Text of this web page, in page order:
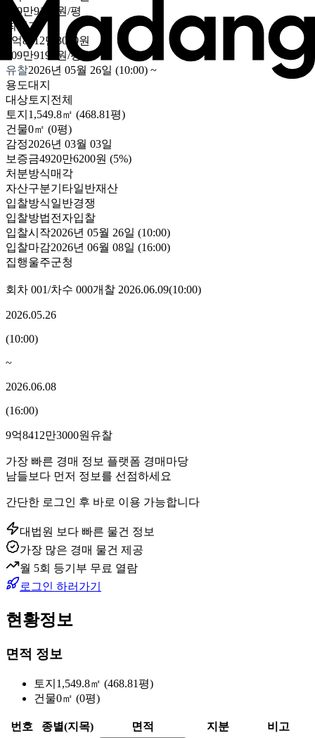
209만9193원/평
최저가
9억8412만3000원
209만9193원/평
유찰2026년 05월 26일 (10:00) ~
용도대지
대상토지전체
토지 1,549.8㎡ (468.81평)
건물0㎡ (0평)
감정2026년 03월 03일
보증금4920만6200원 (5%)
처분방식매각
자산구분기타일반재산
입찰방식일반경쟁
입찰방법전자입찰
입찰시작2026년 05월 26일 (10:00)
입찰마감2026년 06월 08일 (16:00)
집행울주군청
회차 001/차수 000개찰 2026.06.09(10:00)
2026.05.26
(10:00)
~
2026.06.08
(16:00)
9억8412만3000원 유찰
가장 빠른 경매 정보 플랫폼 경매마당
남들보다 먼저 정보를 선점하세요
간단한 로그인 후 바로 이용 가능합니다
대법원 보다 빠른 물건 정보
가장 많은 경매 물건 제공
월 5회 등기부 무료 열람
로그인 하러가기
현황정보
면적 정보
토지 1,549.8㎡ (468.81평)
건물0㎡ (0평)
번호 종별(지목) 면적 지분 비고